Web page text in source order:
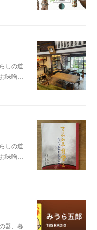
しの道
味噌…
しの道
味噌…
器、暮